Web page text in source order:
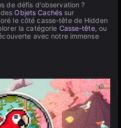
de défis d'observation ?
Objets Cachés sur
le côté casse-tête de Hidden
la catégorie Casse-tête, ou
avec notre immense